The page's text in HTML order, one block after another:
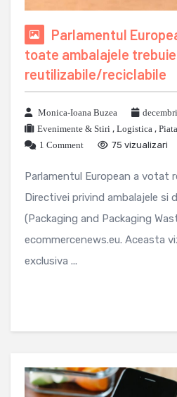
Parlamentul
toate ambalajele
reutilizabile/reciclabile
Monica-Ioana Buzea
Evenimente & Stiri , Logistica ,
1 Comment
75 vizualizari
Parlamentul European a votat
Directivei privind ambalajele si
(Packaging and Packaging
ecommercenews.eu. Aceasta
exclusiva ...